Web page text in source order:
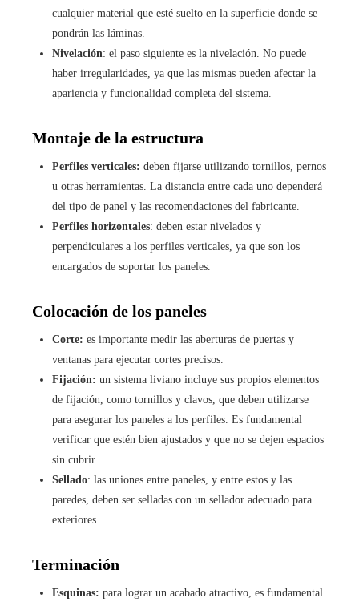
cualquier material que esté suelto en la superficie donde se
pondrán las láminas.
Nivelación: el paso siguiente es la nivelación. No puede
haber irregularidades, ya que las mismas pueden afectar la
apariencia y funcionalidad completa del sistema.
Montaje de la estructura
Perfiles verticales: deben fijarse utilizando tornillos, pernos
u otras herramientas. La distancia entre cada uno dependerá
del tipo de panel y las recomendaciones del fabricante.
Perfiles horizontales: deben estar nivelados y
perpendiculares a los perfiles verticales, ya que son los
encargados de soportar los paneles.
Colocación de los paneles
Corte: es importante medir las aberturas de puertas y
ventanas para ejecutar cortes precisos.
Fijación: un sistema liviano incluye sus propios elementos
de fijación, como tornillos y clavos, que deben utilizarse
para asegurar los paneles a los perfiles. Es fundamental
verificar que estén bien ajustados y que no se dejen espacios
sin cubrir.
Sellado: las uniones entre paneles, y entre estos y las
paredes, deben ser selladas con un sellador adecuado para
exteriores.
Terminación
Esquinas: para lograr un acabado atractivo, es fundamental